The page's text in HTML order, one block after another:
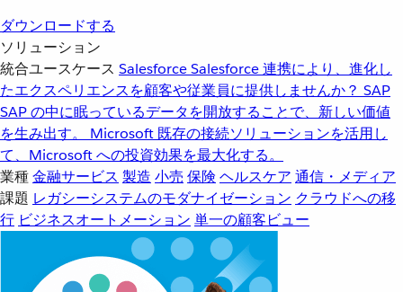
ダウンロードする
ソリューション
統合ユースケース SalesforceSalesforce 連携により、進化し
たエクスペリエンスを顧客や従業員に提供しませんか？ SAP
SAP の中に眠っているデータを開放することで、新しい価値
を生み出す。
Microsoft 既存の接続ソリューションを活用し
て、Microsoft への投資効果を最大化する。
業種金融サービス 製造 小売 保険 ヘルスケア 通信・メディア
課題 レガシーシステムのモダナイゼーション クラウドへの移
行 ビジネスオートメーション 単一の顧客ビュー